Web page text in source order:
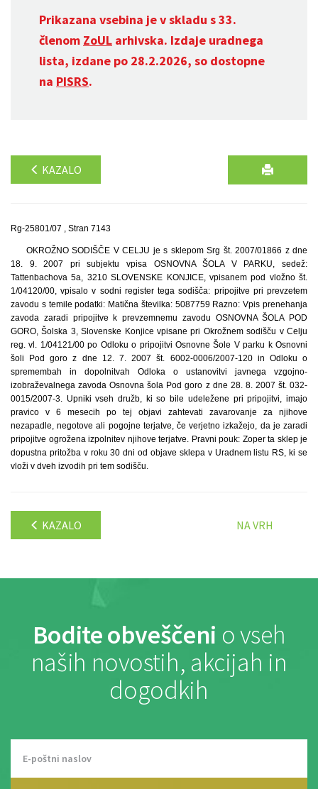
Prikazana vsebina je v skladu s 33.
členom ZoUL arhivska. Izdaje uradnega
lista, izdane po 28.2.2026, so dostopne
na PISRS.
KAZALO
Rg-25801/07 , Stran 7143
OKROŽNO SODIŠČE V CELJU je s sklepom Srg št. 2007/01866 z dne
18. 9. 2007 pri subjektu vpisa OSNOVNA ŠOLA V PARKU, sedež:
Tattenbachova 5a, 3210 SLOVENSKE KONJICE, vpisanem pod vložno št.
1/04120/00, vpisalo v sodni register tega sodišča: pripojitve pri prevzetem
zavodu s temile podatki: Matična številka: 5087759 Razno: Vpis prenehanja
zavoda zaradi pripojitve k prevzemnemu zavodu OSNOVNA ŠOLA POD
GORO, Šolska 3, Slovenske Konjice vpisane pri Okrožnem sodišču v Celju
reg. vl. 1/04121/00 po Odloku o pripojitvi Osnovne Šole V parku k Osnovni
šoli Pod goro z dne 12. 7. 2007 št. 6002-0006/2007-120 in Odloku o
spremembah in dopolnitvah Odloka o ustanovitvi javnega vzgojno-
izobraževalnega zavoda Osnovna šola Pod goro z dne 28. 8. 2007 št. 032-
0015/2007-3. Upniki vseh družb, ki so bile udeležene pri pripojitvi, imajo
pravico v 6 mesecih po tej objavi zahtevati zavarovanje za njihove
nezapadle, negotove ali pogojne terjatve, če verjetno izkažejo, da je zaradi
pripojitve ogrožena izpolnitev njihove terjatve. Pravni pouk: Zoper ta sklep je
dopustna pritožba v roku 30 dni od objave sklepa v Uradnem listu RS, ki se
vloži v dveh izvodih pri tem sodišču.
KAZALO NA VRH
Bodite obveščeni o vseh
naših novostih, akcijah in
dogodkih